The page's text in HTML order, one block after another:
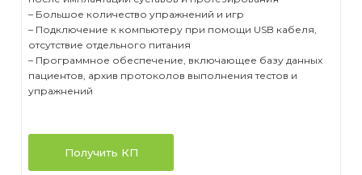
Рециркуляторы-облучатели
Концентраторы кислорода
Пульсоксиметры
Переносные ветеринарные рентгены
– Большое количество упражнений и игр
– Подключение к компьютеру при помощи USB кабеля,
отсутствие отдельного питания
– Программное обеспечение, включающее базу данных
пациентов, архив протоколов выполнения тестов и
упражнений
Получить КП